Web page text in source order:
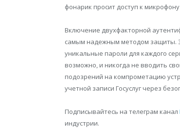
фонарик просит доступ к
Включение двухфакторной
самым надежным методом защиты.
уникальные пароли для каждого
возможно, и никогда не вводить
подозрений на компрометацию
учетной записи Госуслуг через
Подписывайтесь на телеграм канал
индустрии.